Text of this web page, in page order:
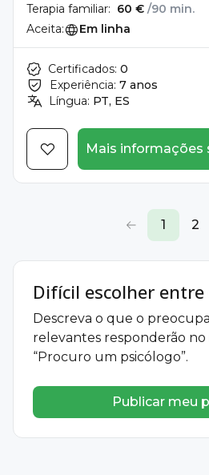
Terapia familiar: 60 € /90 min.
Aceita:
Em linha
Certificados: 0
Experiência: 7 anos
Língua: PT, ES
Mais informações
1 2
Difícil escolher entre
Descreva o que o
relevantes responderão no
“Procuro um psicólogo”.
Publicar meu